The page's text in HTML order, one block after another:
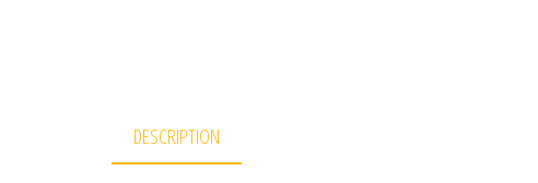
DESCRIPTION